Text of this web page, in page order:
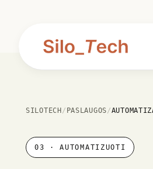
SILOTECH / PASLAUGOS/
03 ·AUTOMATIZUOTI